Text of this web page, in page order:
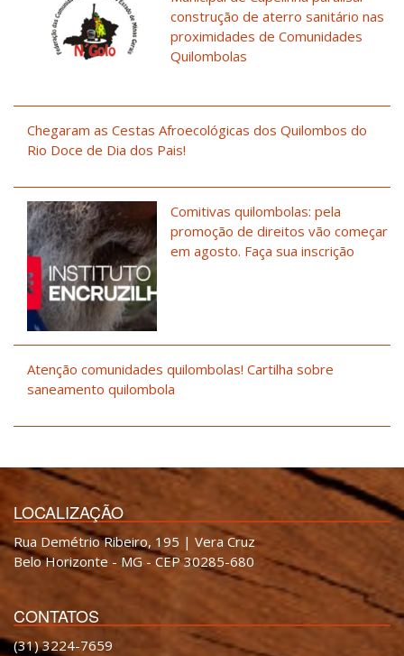
construção de aterro sanitário nas
proximidades de Comunidades
Quilombolas
Chegaram as Cestas Afroecológicas dos Quilombos do
Rio Doce de Dia dos Pais!
Comitivas quilombolas: pela
promoção de direitos vão começar
em agosto. Faça sua inscrição
Atenção comunidades quilombolas! Cartilha sobre
saneamento quilombola
LOCALIZAÇÃO
Rua Demétrio Ribeiro, 195 | Vera Cruz
Belo Horizonte - MG - CEP 30285-680
CONTATOS
(31) 3224-7659